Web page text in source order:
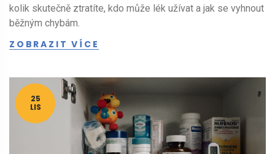
kolik skutečně ztratíte, kdo může lék užívat a jak se vyhnout
běžným chybám.
ZOBRAZIT VÍCE
25
LIS